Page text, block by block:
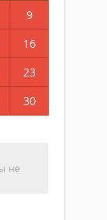
9
16
23
30
не